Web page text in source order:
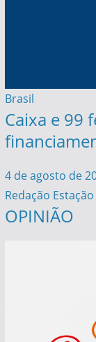
Brasil
Caixa e 99
4 de agosto de
Redação
OPINIÃO